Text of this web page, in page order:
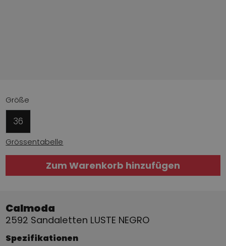
Größe
36
Grössentabelle
Zum Warenkorb hinzufügen
Calmoda
2592 Sandaletten LUSTE NEGRO
Spezifikationen